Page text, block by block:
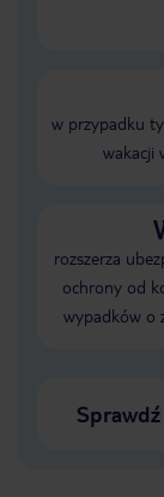
w przypadku
wakacji
rozszerza
ochrony od
wypadków o